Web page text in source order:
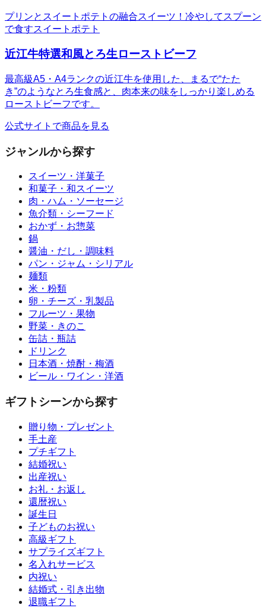
プリンとスイートポテトの融合スイーツ！冷やしてスプーン
で食すスイートポテト
近江牛特選和風とろ生ローストビーフ
最高級A5・A4ランクの近江牛を使用した、まるで“たた
き”のようなとろ生食感と、肉本来の味をしっかり楽しめる
ローストビーフです。
公式サイトで商品を見る
ジャンルから探す
スイーツ・洋菓子
和菓子・和スイーツ
肉・ハム・ソーセージ
魚介類・シーフード
おかず・お惣菜
鍋
醤油・だし・調味料
パン・ジャム・シリアル
麺類
米・粉類
卵・チーズ・乳製品
フルーツ・果物
野菜・きのこ
缶詰・瓶詰
ドリンク
日本酒・焼酎・梅酒
ビール・ワイン・洋酒
ギフトシーンから探す
贈り物・プレゼント
手土産
プチギフト
結婚祝い
出産祝い
お礼・お返し
還暦祝い
誕生日
子どものお祝い
高級ギフト
サプライズギフト
名入れサービス
内祝い
結婚式・引き出物
退職ギフト